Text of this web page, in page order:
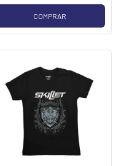
COMPRAR